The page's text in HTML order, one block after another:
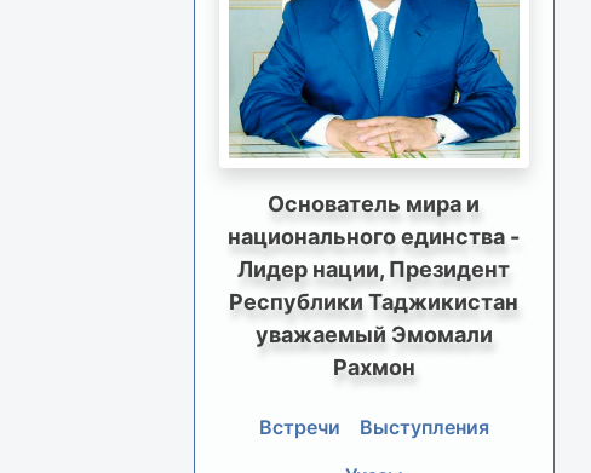
Основатель мира и
национального единства -
Лидер нации, Президент
Республики Таджикистан
уважаемый Эмомали
Рахмон
Встречи
Выступления